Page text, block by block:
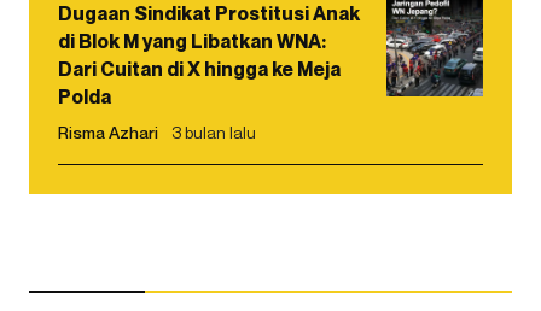
Dugaan Sindikat Prostitusi Anak
di Blok M yang Libatkan WNA:
Dari Cuitan di X hingga ke Meja
Polda
Risma Azhari 3 bulan lalu